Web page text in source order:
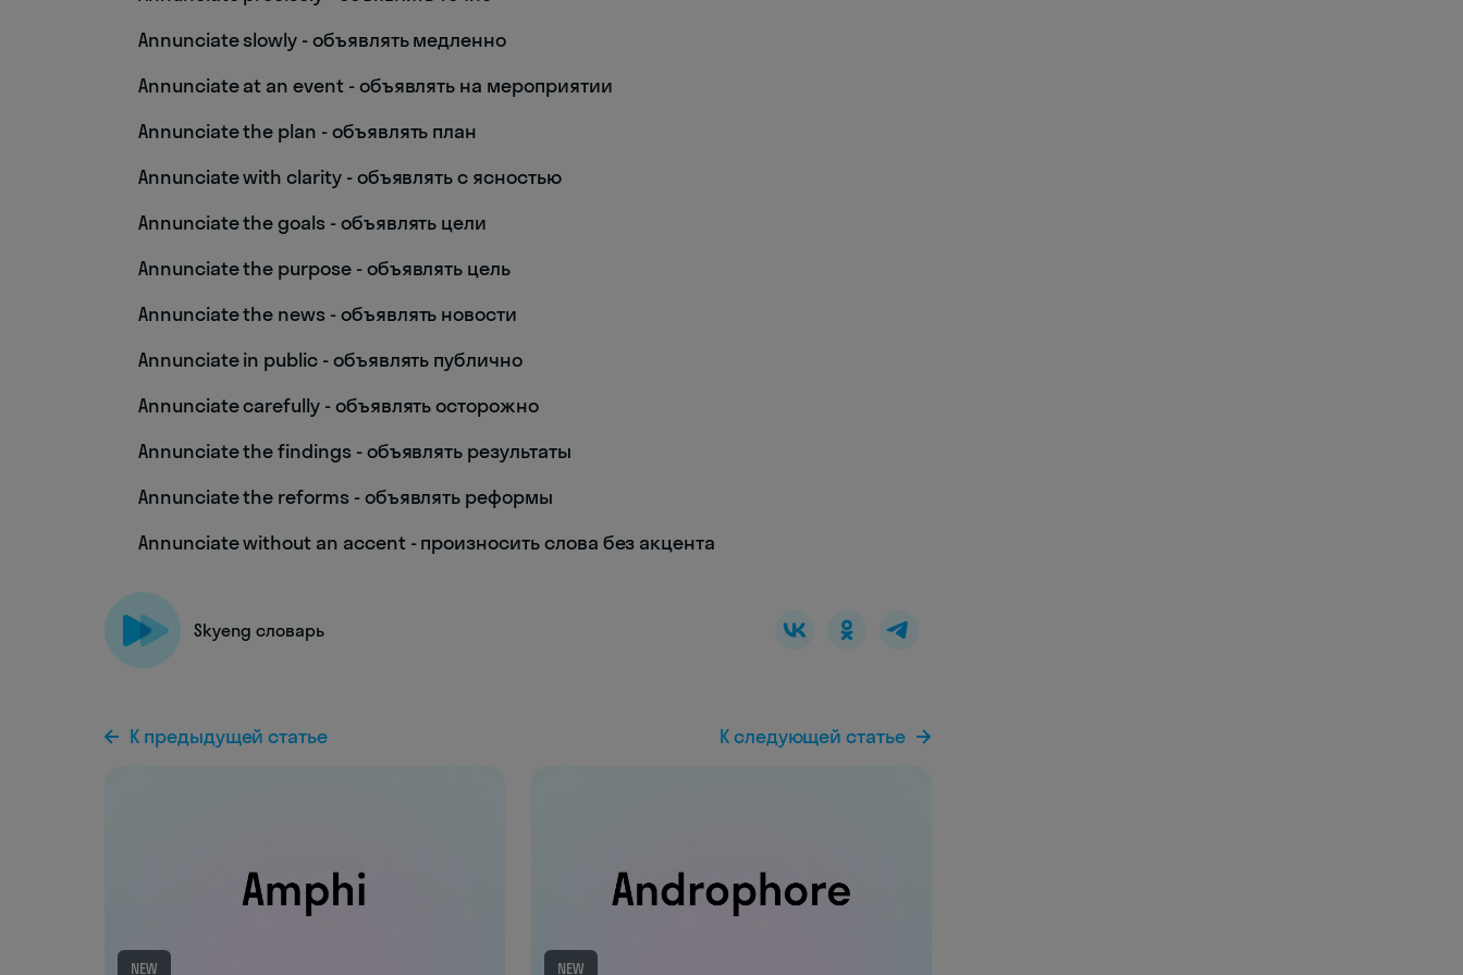
Annunciate slowly - объявлять медленно
Annunciate at an event - объявлять на мероприятии
Annunciate the plan - объявлять план
Annunciate with clarity - объявлять с ясностью
Annunciate the goals - объявлять цели
Annunciate the purpose - объявлять цель
Annunciate the news - объявлять новости
Annunciate in public - объявлять публично
Annunciate carefully - объявлять осторожно
Annunciate the findings - объявлять результаты
Annunciate the reforms - объявлять реформы
Annunciate without an accent - произносить слова без акцента
Skyeng словарь
К предыдущей статье
NEW
К следующей статье
NEW